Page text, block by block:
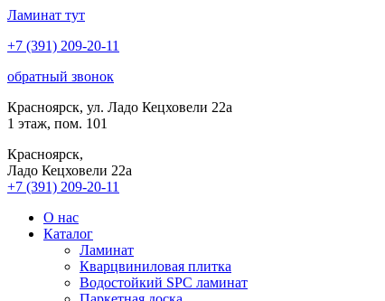
Ламинат тут
+7 (391) 209-20-11
обратный звонок
Красноярск, ул. Ладо Кецховели 22а
1 этаж, пом. 101
Красноярск,
Ладо Кецховели 22a
+7 (391) 209-20-11
О нас
Каталог
Ламинат
Кварцвиниловая плитка
Водостойкий SPC ламинат